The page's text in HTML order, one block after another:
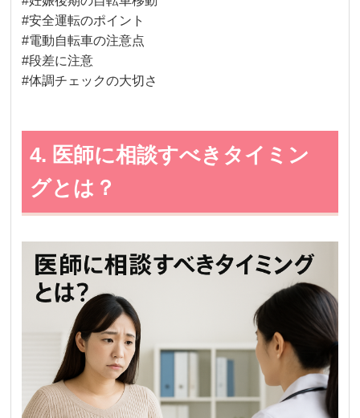
#安全運転のポイント
#電動自転車の注意点
#段差に注意
#体調チェックの大切さ
4. 医師に相談すべきタイミン
グとは？